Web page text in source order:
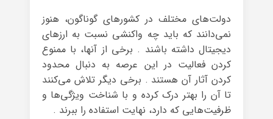
دولت‌های مختلف در کشورهای گوناگون، هنوز
نمی‌دانند که باید چه واکنشی نسبت به ارزهای
دیجیتال داشته باشند . برخی از آنها، با ممنوع
کردن فعالیت در این عرصه به دنبال محدود
کردن آثار آن هستند . برخی دیگر تلاش می‌کنند
تا آن را بهتر درک کرده و با شناخت ویژگی‌ها و
ظرفیت‌هایی که دارد، نهایت استفاده را ببرند .